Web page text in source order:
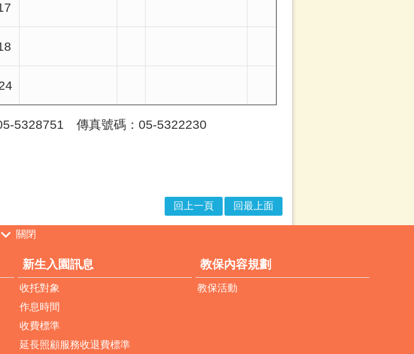
5328751 傳真號碼：05-5322230
回上一頁 回最上面
關閉
新生入園訊息
收托對象
作息時間
收費標準
延長照顧服務收退費標準
教保內容規劃
教保活動